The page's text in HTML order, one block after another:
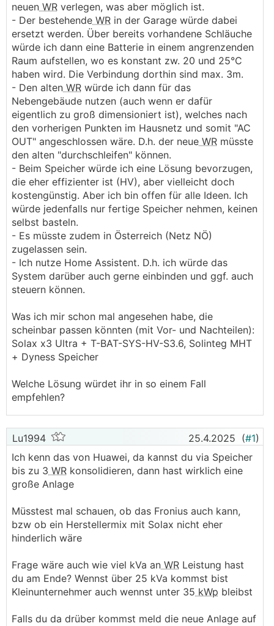
neuen WR verlegen, was aber möglich ist.
- Der bestehende WR in der Garage würde dabei
ersetzt werden. Über bereits vorhandene Schläuche
würde ich dann eine Batterie in einem angrenzenden
Raum aufstellen, wo es konstant zw. 20 und 25°C
haben wird. Die Verbindung dorthin sind max. 3m.
- Den alten WR würde ich dann für das
Nebengebäude nutzen (auch wenn er dafür
eigentlich zu groß dimensioniert ist), welches nach
den vorherigen Punkten im Hausnetz und somit "AC
OUT" angeschlossen wäre. D.h. der neue WR müsste
den alten "durchschleifen" können.
- Beim Speicher würde ich eine Lösung bevorzugen,
die eher effizienter ist (HV), aber vielleicht doch
kostengünstig. Aber ich bin offen für alle Ideen. Ich
würde jedenfalls nur fertige Speicher nehmen, keinen
selbst basteln.
- Es müsste zudem in Österreich (Netz NÖ)
zugelassen sein.
- Ich nutze Home Assistent. D.h. ich würde das
System darüber auch gerne einbinden und ggf. auch
steuern können.
Was ich mir schon mal angesehen habe, die
scheinbar passen könnten (mit Vor- und Nachteilen):
Solax x3 Ultra + T-BAT-SYS-HV-S3.6, Solinteg MHT
+ Dyness Speicher
Welche Lösung würdet ihr in so einem Fall
empfehlen?
Lu1994 25.4.2025 (#1)
Ich kenn das von Huawei, da kannst du via Speicher
bis zu 3 WR konsolidieren, dann hast wirklich eine
große Anlage
Müsstest mal schauen, ob das Fronius auch kann,
bzw ob ein Herstellermix mit Solax nicht eher
hinderlich wäre
Frage wäre auch wie viel kVa an WR Leistung hast
du am Ende? Wennst über 25 kVa kommst bist
Kleinunternehmer auch wennst unter 35 kWp bleibst
Falls du da drüber kommst meld die neue Anlage auf